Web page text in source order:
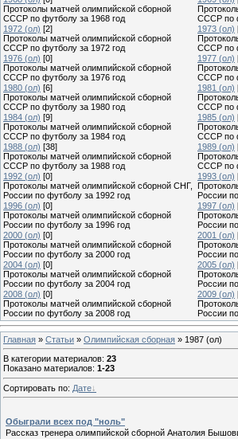
Протоколы матчей олимпийской сборной
СССР по футболу за 1968 год
СССР по
1972 (ол) [2]
Протоколы матчей олимпийской сборной
СССР по футболу за 1972 год
1973 (ол)
СССР по
1976 (ол) [0]
Протоколы матчей олимпийской сборной
СССР по футболу за 1976 год
1977 (ол)
СССР по
1980 (ол) [6]
Протоколы матчей олимпийской сборной
СССР по футболу за 1980 год
1981 (ол)
СССР по
1984 (ол) [9]
Протоколы матчей олимпийской сборной
СССР по футболу за 1984 год
1985 (ол)
СССР по
1988 (ол) [38]
Протоколы матчей олимпийской сборной
СССР по футболу за 1988 год
1989 (ол)
СССР по
1992 (ол) [0]
Протоколы матчей олимпийской сборной СНГ,
России по футболу за 1992 год
1993 (ол)
России
1996 (ол) [0]
Протоколы матчей олимпийской сборной
России по футболу за 1996 год
1997 (ол)
России
2000 (ол) [0]
Протоколы матчей олимпийской сборной
России по футболу за 2000 год
2001 (ол)
России
2004 (ол) [0]
Протоколы матчей олимпийской сборной
России по футболу за 2004 год
2005 (ол)
России
2008 (ол) [0]
Протоколы матчей олимпийской сборной
России по футболу за 2008 год
2009 (ол)
России
Главная » Статьи » Олимпийская сборная » 1987 (ол)
В категории материалов: 23
Показано материалов: 1-23
Сортировать по: Дате
Обыграли всех под "ноль"
Рассказ тренера олимпийской сборной Анатолия